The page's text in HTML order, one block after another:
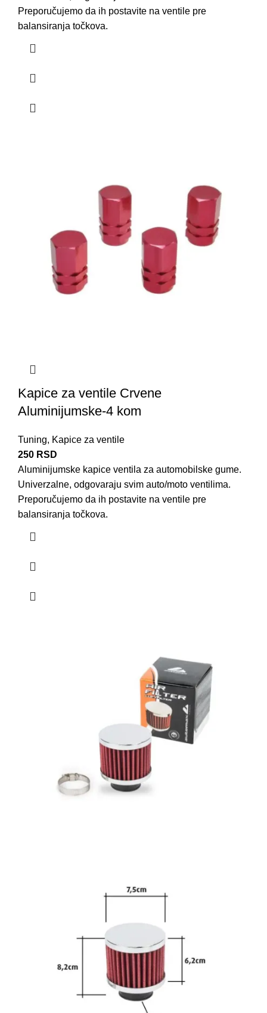
Preporučujemo da ih postavite na ventile pre
balansiranja točkova.
Kapice za ventile Crvene
Aluminijumske-4 kom
Tuning, Kapice za ventile
250 RSD
Aluminijumske kapice ventila za automobilske gume.
Univerzalne, odgovaraju svim auto/moto ventilima.
Preporučujemo da ih postavite na ventile pre
balansiranja točkova.